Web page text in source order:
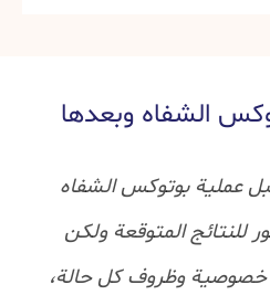
الشفاه وبعدها
عملية بوتوكس الشفاه
للنتائج المتوقعة ولكن
خصوصية وظروف كل حالة،